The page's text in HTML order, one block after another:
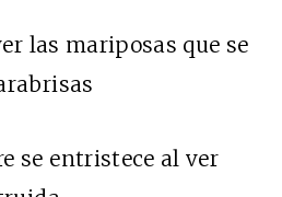
las mariposas que se
se entristece al ver